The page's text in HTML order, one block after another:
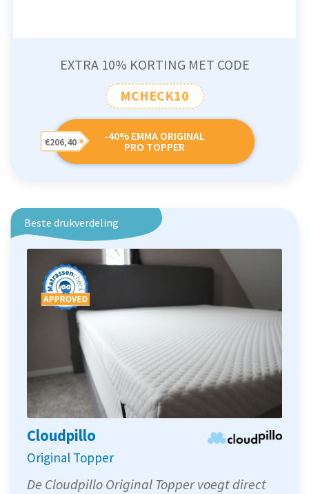
EXTRA 10% KORTING MET CODE
MCHECK10
-40% EMMA ORIGINAL
PRO TOPPER
€206,40
Beste drukverdeling
Cloudpillo
Original Topper
De Cloudpillo Original Topper voegt direct